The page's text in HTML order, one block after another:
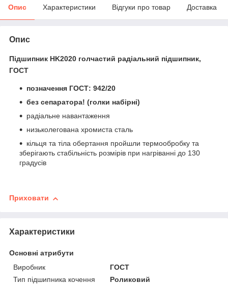
Опис Характеристики Відгуки про товар Доставка
Опис
Підшипник HK2020 голчастий радіальний підшипник,
ГОСТ
позначення ГОСТ: 942/20
без сепаратора! (голки набірні)
радіальне навантаження
низьколегована хромиста сталь
кільця та тіла обертання пройшли термообробку та
зберігають стабільність розмірів при нагріванні до 130
градусів
Приховати
Характеристики
Основні атрибути
Виробник
ГОСТ
Тип підшипника кочення
Роликовий